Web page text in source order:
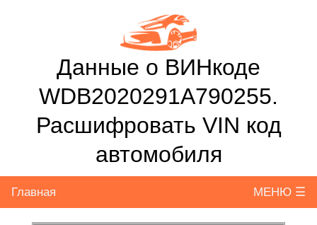
Данные о ВИНкоде
WDB2020291A790255.
Расшифровать VIN код
автомобиля
Главная МЕНЮ ☰